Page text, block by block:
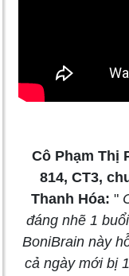
Cô Phạm Thị
814, CT3,
Thanh Hóa: "
đáng nhẽ 1
BoniBrain này
cả ngày mới bị